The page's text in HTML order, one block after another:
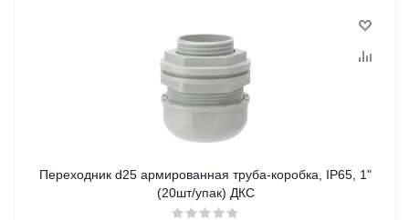
Переходник d25 армированная труба-коробка, IP65, 1"
(20шт/упак) ДКС